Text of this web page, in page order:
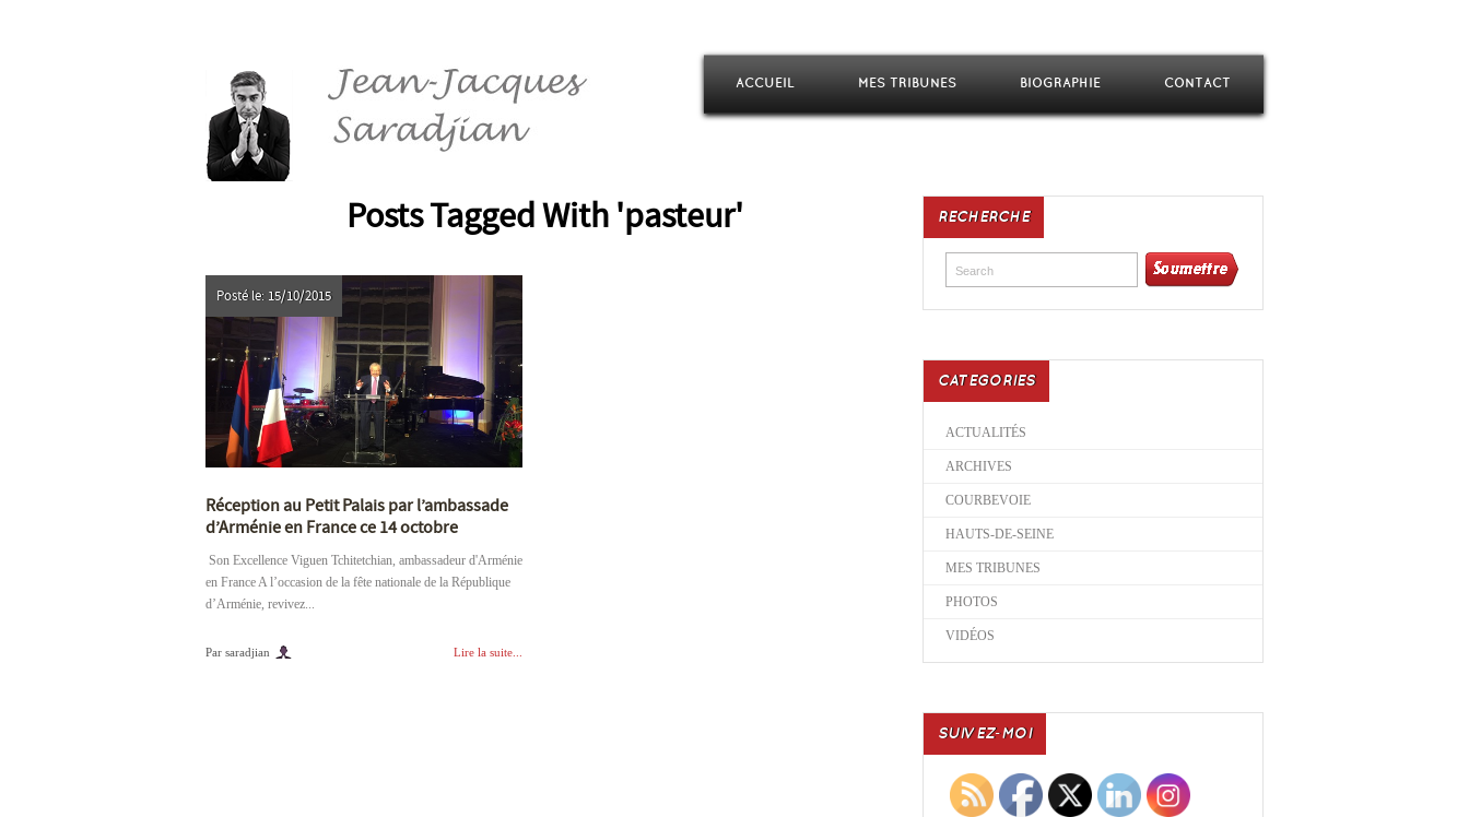
ACCUEIL MES TRIBUNES BIOGRAPHIE CONTACT
Posts Tagged With 'pasteur'
Posté le: 15/10/2015
Réception au Petit Palais par l’ambassade
d’Arménie en France ce 14 octobre
Son Excellence Viguen Tchitetchian, ambassadeur d'Arménie
en France A l’occasion de la fête nationale de la République
d’Arménie, revivez...
Par saradjian Lire la suite...
RECHERCHE
CATEGORIES
ACTUALITÉS
ARCHIVES
COURBEVOIE
HAUTS-DE-SEINE
MES TRIBUNES
PHOTOS
VIDÉOS
SUIVEZ-MOI